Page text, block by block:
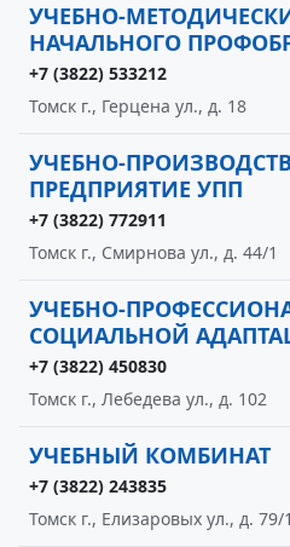
УЧЕБНО-
НАЧАЛЬНОГО
+7 (3822) 533212
Томск г., Герцена ул., д. 18
УЧЕБНО-
ПРЕДПРИЯТИЕ УПП
+7 (3822) 772911
Томск г., Смирнова ул., д. 44/1
УЧЕБНО-
СОЦИАЛЬНОЙ
+7 (3822) 450830
Томск г., Лебедева ул., д. 102
УЧЕБНЫЙ КОМБИНАТ
+7 (3822) 243835
Томск г., Елизаровых ул., д. 79/1